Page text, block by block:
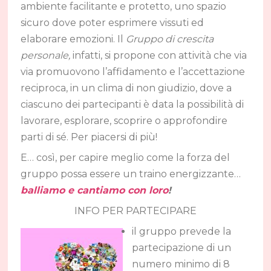
ambiente facilitante e protetto, uno spazio
sicuro dove poter esprimere vissuti ed
elaborare emozioni. Il Gruppo di crescita
personale,infatti, si propone con attività che via
via promuovono l’affidamento e l’accettazione
reciproca, in un clima di non giudizio, dove a
ciascuno dei partecipanti è data la possibilità di
lavorare, esplorare, scoprire o approfondire
parti di sé. Per piacersi di più!
E… così, per capire meglio come la forza del
gruppo possa essere un traino energizzante…
balliamo e cantiamo con loro!
INFO PER PARTECIPARE
il gruppo prevede la
partecipazione di un
numero minimo di 8